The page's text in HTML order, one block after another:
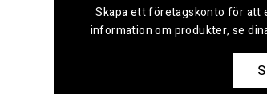
Skapa ett företagskonto för att
information om produkter, se